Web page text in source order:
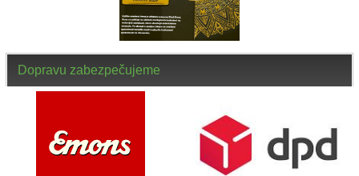
Dopravu zabezpečujeme